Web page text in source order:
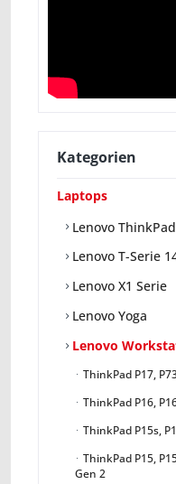
Kategorien
Laptops
Lenovo ThinkPad
Lenovo T-Serie
Lenovo X1 Serie
Lenovo Yoga
Lenovo
ThinkPad P17,
ThinkPad P16,
ThinkPad P15s,
ThinkPad P15,
Gen 2